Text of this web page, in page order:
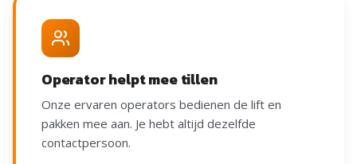
Operator helpt mee tillen
Onze ervaren operators bedienen de lift en
pakken mee aan. Je hebt altijd dezelfde
contactpersoon.